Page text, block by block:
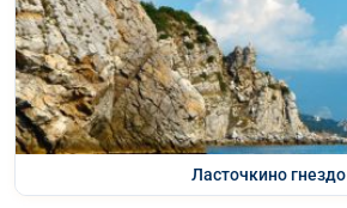
Ласточкино гнездо